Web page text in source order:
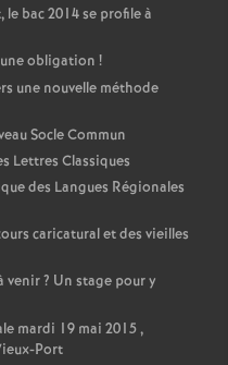
le bac 2014 se profile à
obligation !
une nouvelle méthode
Socle Commun
Lettres Classiques
des Langues Régionales
caricatural et des vieilles
venir? Un stage pour y
mardi 19 mai 2015 ,
Port